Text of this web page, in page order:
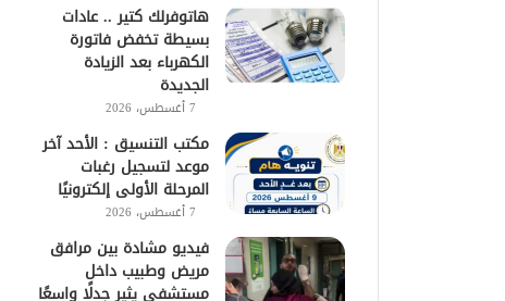
هاتوفرلك كتير .. عادات
بسيطة تخفض فاتورة
الكهرباء بعد الزيادة
الجديدة
7 أغسطس، 2026
مكتب التنسيق : الأحد آخر
موعد لتسجيل رغبات
المرحلة الأولى إلكترونيًا
7 أغسطس، 2026
فيديو مشادة بين مرافق
مريض وطبيب داخل
مستشفى يثير جدلًا واسعًا